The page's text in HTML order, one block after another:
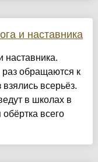
и наставника
наставника.
обращаются к
всерьёз.
в школах в
всего